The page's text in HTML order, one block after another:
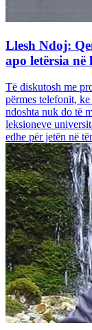
Llesh Ndoj:
apo letërsia në
Të diskutosh me
përmes telefonit,
ndoshta nuk do të
leksioneve
edhe për jetën në